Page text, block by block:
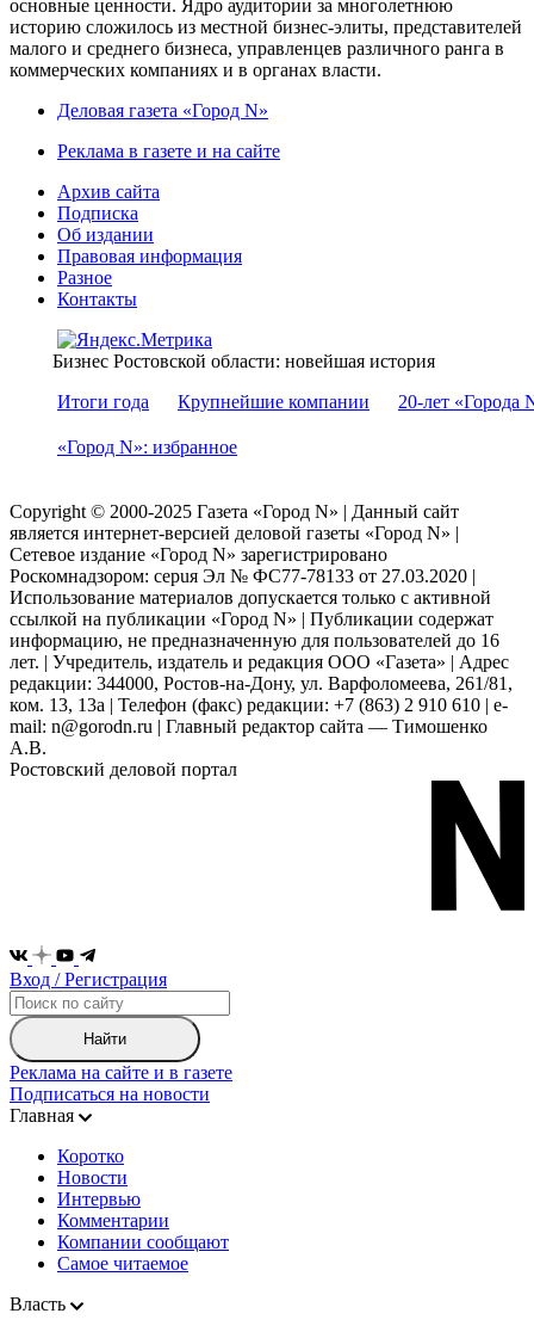
основные ценности. Ядро аудитории за многолетнюю
историю сложилось из местной бизнес-элиты, представителей
малого и среднего бизнеса, управленцев различного ранга в
коммерческих компаниях и в органах власти.
Деловая газета «Город N»
Реклама в газете и на сайте
Архив сайта
Подписка
Об издании
Правовая информация
Разное
Контакты
Бизнес Ростовской области: новейшая история
Итоги года
Крупнейшие компании 20-лет «Города
«Город N»: избранное
Copyright © 2000-2025 Газета «Город N» | Данный сайт
является интернет-версией деловой газеты «Город N» |
Сетевое издание «Город N» зарегистрировано
Роскомнадзором: серuя Эл № ФС77-78133 от 27.03.2020 |
Использование материалов допускается только с активной
ссылкой на публикации «Город N» | Публикации содержат
информацию, не предназначенную для пользователей до 16
лет. | Учредитель, издатель и редакция ООО «Газета» | Адрес
редакции: 344000, Ростов-на-Дону, ул. Варфоломеева, 261/81,
ком. 13, 13а | Телефон (факс) редакции: +7 (863) 2 910 610 | e-
mail: n@gorodn.ru | Главный редактор сайта — Тимошенко
А.В.
Ростовский деловой портал
Вход / Регистрация
Найти
Реклама на сайте и в газете
Подписаться на новости
Главная
Коротко
Новости
Интервью
Комментарии
Компании сообщают
Самое читаемое
Власть